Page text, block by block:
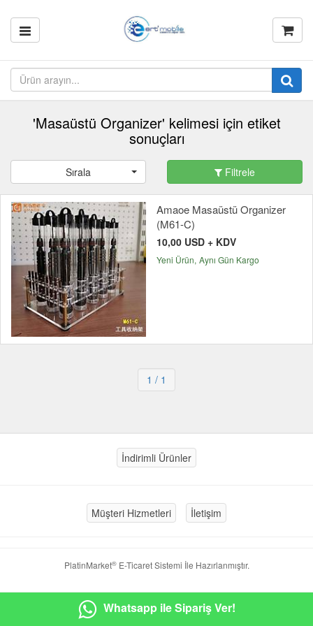
'Masaüstü Organizer' kelimesi için etiket
sonuçları
Sırala Filtrele
Amaoe Masaüstü Organizer
(M61-C)
10,00 USD + KDV
Yeni Ürün Aynı Gün Kargo
1 / 1
İndirimli Ürünler
Müşteri Hizmetleri İletişim
PlatinMarket®E-Ticaret Sistemi İle Hazırlanmıştır.
Whatsapp ile Sipariş Ver!